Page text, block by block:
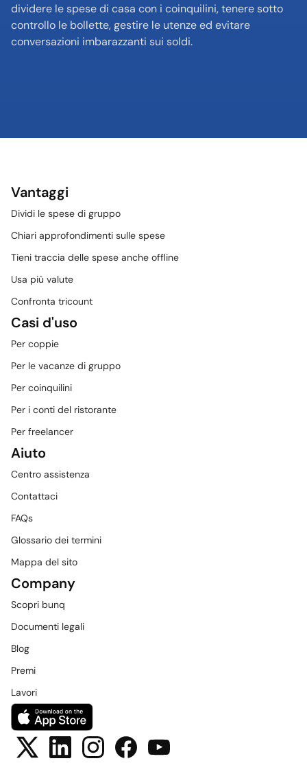
dividere le spese di casa con i coinquilini, tenere sotto
controllo le bollette, gestire le utenze ed evitare
conversazioni imbarazzanti sui soldi.
Vantaggi
Dividi le spese di gruppo
Chiari approfondimenti sulle spese
Tieni traccia delle spese anche offline
Usa più valute
Confronta tricount
Casi d'uso
Per coppie
Per le vacanze di gruppo
Per coinquilini
Per i conti del ristorante
Per freelancer
Aiuto
Centro assistenza
Contattaci
FAQs
Glossario dei termini
Mappa del sito
Company
Scopri bunq
Documenti legali
Blog
Premi
Lavori